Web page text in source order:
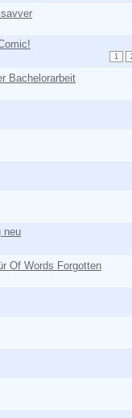
1
Bachelorarbeit
neu
Of Words Forgotten